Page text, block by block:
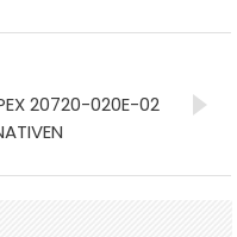
20720-020E-02